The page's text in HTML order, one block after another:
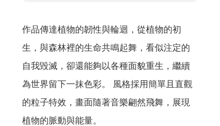
作品傳達植物的韌性與輪迴，從植物的初
生，與森林裡的生命共鳴起舞，看似注定的
自我毀滅，卻還能夠以各種面貌重生，繼續
為世界留下一抹色彩。 風格採用簡單且直觀
的粒子特效，畫面隨著音樂翩然飛舞，展現
植物的脈動與能量。